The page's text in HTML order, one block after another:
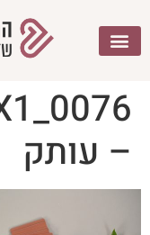
– עותק